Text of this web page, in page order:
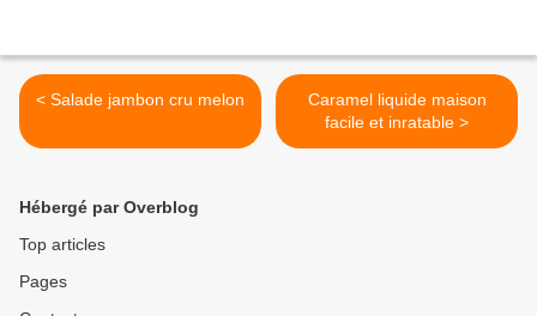
< Salade jambon cru melon
Caramel liquide maison
facile et inratable >
Hébergé par Overblog
Top articles
Pages